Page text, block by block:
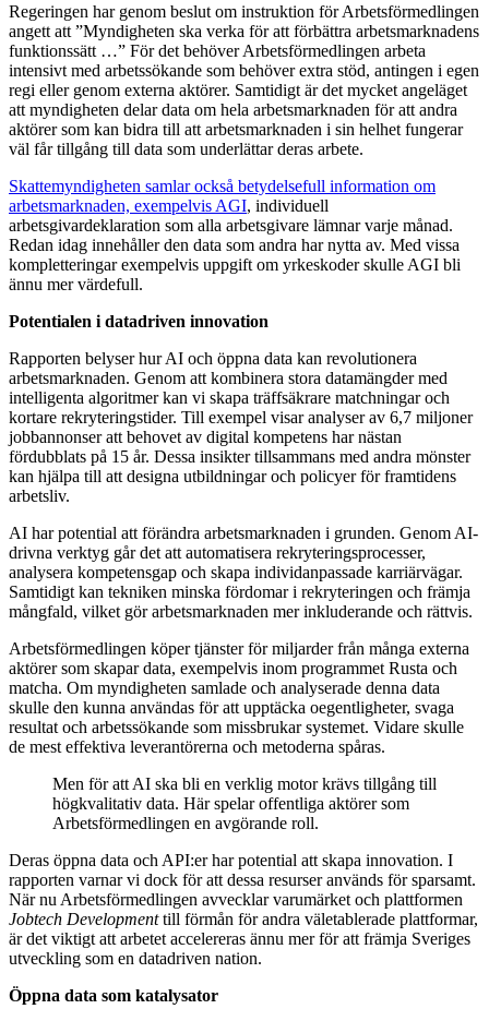
Regeringen har genom beslut om instruktion för Arbetsförmedlingen
angett att ”Myndigheten ska verka för att förbättra arbetsmarknadens
funktionssätt …” För det behöver Arbetsförmedlingen arbeta
intensivt med arbetssökande som behöver extra stöd, antingen i egen
regi eller genom externa aktörer. Samtidigt är det mycket angeläget
att myndigheten delar data om hela arbetsmarknaden för att andra
aktörer som kan bidra till att arbetsmarknaden i sin helhet fungerar
väl får tillgång till data som underlättar deras arbete.
Skattemyndigheten samlar också betydelsefull information om
arbetsmarknaden, exempelvis AGI, individuell
arbetsgivardeklaration som alla arbetsgivare lämnar varje månad.
Redan idag innehåller den data som andra har nytta av. Med vissa
kompletteringar exempelvis uppgift om yrkeskoder skulle AGI bli
ännu mer värdefull.
Potentialen i datadriven innovation
Rapporten belyser hur AI och öppna data kan revolutionera
arbetsmarknaden. Genom att kombinera stora datamängder med
intelligenta algoritmer kan vi skapa träffsäkrare matchningar och
kortare rekryteringstider. Till exempel visar analyser av 6,7 miljoner
jobbannonser att behovet av digital kompetens har nästan
fördubblats på 15 år. Dessa insikter tillsammans med andra mönster
kan hjälpa till att designa utbildningar och policyer för framtidens
arbetsliv.
AI har potential att förändra arbetsmarknaden i grunden. Genom AI-
drivna verktyg går det att automatisera rekryteringsprocesser,
analysera kompetensgap och skapa individanpassade karriärvägar.
Samtidigt kan tekniken minska fördomar i rekryteringen och främja
mångfald, vilket gör arbetsmarknaden mer inkluderande och rättvis.
Arbetsförmedlingen köper tjänster för miljarder från många externa
aktörer som skapar data, exempelvis inom programmet Rusta och
matcha. Om myndigheten samlade och analyserade denna data
skulle den kunna användas för att upptäcka oegentligheter, svaga
resultat och arbetssökande som missbrukar systemet. Vidare skulle
de mest effektiva leverantörerna och metoderna spåras.
Men för att AI ska bli en verklig motor krävs tillgång till
högkvalitativ data. Här spelar offentliga aktörer som
Arbetsförmedlingen en avgörande roll.
Deras öppna data och API:er har potential att skapa innovation. I
rapporten varnar vi dock för att dessa resurser används för sparsamt.
När nu Arbetsförmedlingen avvecklar varumärket och plattformen
Jobtech Developmenttill förmån för andra väletablerade plattformar,
är det viktigt att arbetet accelereras ännu mer för att främja Sveriges
utveckling som en datadriven nation.
Öppna data som katalysator